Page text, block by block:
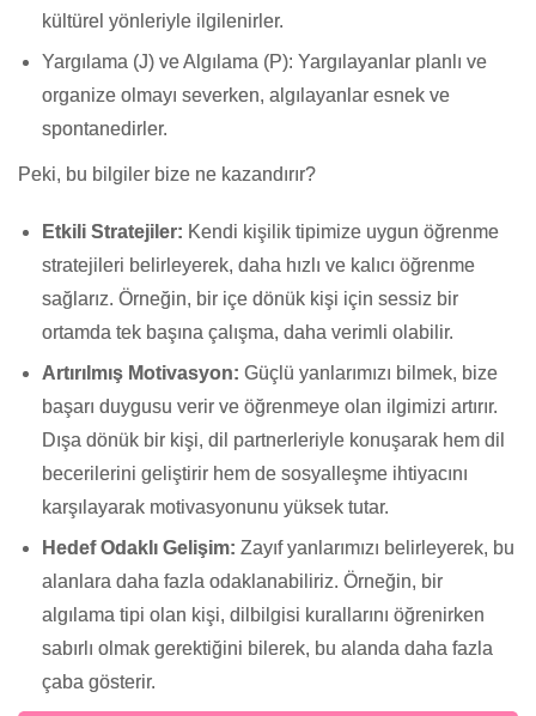
kültürel yönleriyle ilgilenirler.
Yargılama (J) ve Algılama (P): Yargılayanlar planlı ve
organize olmayı severken, algılayanlar esnek ve
spontanedirler.
Peki, bu bilgiler bize ne kazandırır?
Etkili Stratejiler: Kendi kişilik tipimize uygun öğrenme
stratejileri belirleyerek, daha hızlı ve kalıcı öğrenme
sağlarız. Örneğin, bir içe dönük kişi için sessiz bir
ortamda tek başına çalışma, daha verimli olabilir.
Artırılmış Motivasyon: Güçlü yanlarımızı bilmek, bize
başarı duygusu verir ve öğrenmeye olan ilgimizi artırır.
Dışa dönük bir kişi, dil partnerleriyle konuşarak hem dil
becerilerini geliştirir hem de sosyalleşme ihtiyacını
karşılayarak motivasyonunu yüksek tutar.
Hedef Odaklı Gelişim: Zayıf yanlarımızı belirleyerek, bu
alanlara daha fazla odaklanabiliriz. Örneğin, bir
algılama tipi olan kişi, dilbilgisi kurallarını öğrenirken
sabırlı olmak gerektiğini bilerek, bu alanda daha fazla
çaba gösterir.